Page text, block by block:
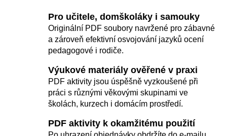
Pro učitele, domškoláky i samouky
Originální PDF soubory navržené pro zábavné
a zároveň efektivní osvojování jazyků ocení
pedagogové i rodiče.
Výukové materiály ověřené v praxi
PDF aktivity jsou úspěšně vyzkoušené při
práci s různými věkovými skupinami ve
školách, kurzech i domácím prostředí.
PDF aktivity k okamžitému použití